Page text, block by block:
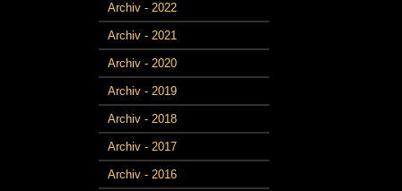
Archiv - 2022
Archiv - 2021
Archiv - 2020
Archiv - 2019
Archiv - 2018
Archiv - 2017
Archiv - 2016